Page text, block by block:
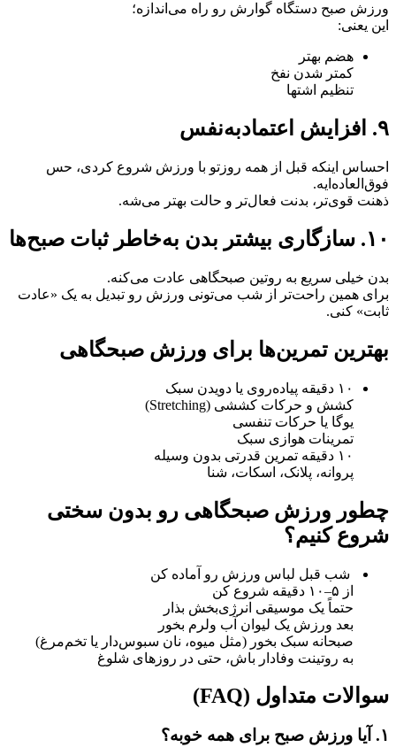
ورزش صبح دستگاه گوارش رو راه می‌اندازه؛
این یعنی:
هضم بهتر
کمتر شدن نفخ
تنظیم اشتها
۹. افزایش اعتمادبه‌نفس
احساس اینکه قبل از همه روزتو با ورزش شروع کردی، حس
فوق‌العاده‌ایه.
ذهنت قوی‌تر، بدنت فعال‌تر و حالت بهتر می‌شه.
۱۰. سازگاری بیشتر بدن به‌خاطر ثبات صبح‌ها
بدن خیلی سریع به روتین صبحگاهی عادت می‌کنه.
برای همین راحت‌تر از شب می‌تونی ورزش رو تبدیل به یک «عادت
ثابت» کنی.
بهترین تمرین‌ها برای ورزش صبحگاهی
۱۰ دقیقه پیاده‌روی یا دویدن سبک
کشش و حرکات کششی (Stretching)
یوگا یا حرکات تنفسی
تمرینات هوازی سبک
۱۰ دقیقه تمرین قدرتی بدون وسیله
پروانه، پلانک، اسکات، شنا
چطور ورزش صبحگاهی رو بدون سختی
شروع کنیم؟
شب قبل لباس ورزش رو آماده کن
از ۵–۱۰ دقیقه شروع کن
حتماً یک موسیقی انرژی‌بخش بذار
بعد ورزش یک لیوان آب ولرم بخور
صبحانه سبک بخور (مثل میوه، نان سبوس‌دار یا تخم‌مرغ)
به روتینت وفادار باش، حتی در روزهای شلوغ
سوالات متداول (FAQ)
۱. آیا ورزش صبح برای همه خوبه؟